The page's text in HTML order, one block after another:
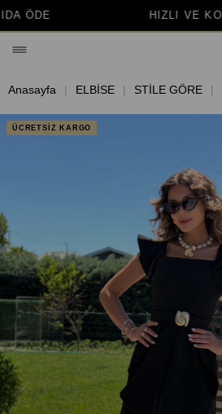
VE KOLAY DEĞİŞİM
Anasayfa ELBİSE STİLE GÖRE
ÜCRETSİZ KARGO